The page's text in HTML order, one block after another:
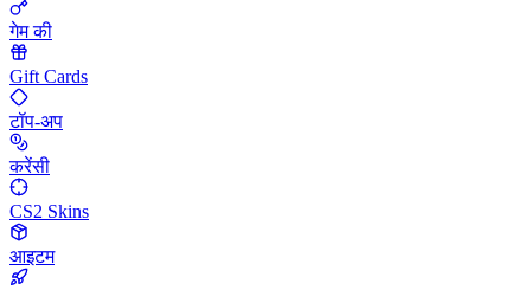
गेम की
Gift Cards
टॉप-अप
करेंसी
CS2 Skins
आइटम